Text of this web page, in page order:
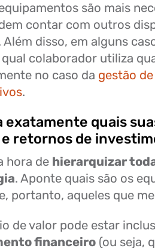
são mais
contar com outros
Além disso, em alguns
colaborador utiliza
no caso da gestão
.
exatamente quais
retornos de
hora de hierarquizar
. Aponte quais são os
portanto, aqueles que
de valor pode estar
financeiro (ou seja,